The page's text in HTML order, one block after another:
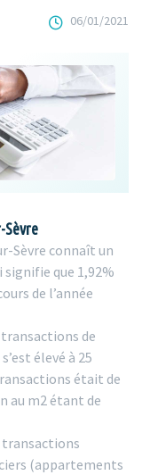
06/01/2021
Sèvre
Sèvre connaît un
signifie que 1,92%
de l’année
transactions de
élevé à 25
était de
au m2 étant de
transactions
(appartements